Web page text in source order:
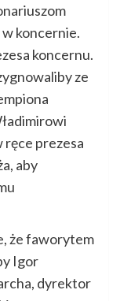
koncernie.
koncernu.
ze
ręce prezesa
aby
że faworytem
Igor
dyrektor